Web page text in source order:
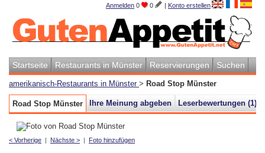
Anmelden 0 0 | Konto erstellen
Startseite Restaurants in Münster Reservierungen Suchen
amerikanisch-Restaurants in Münster > Road Stop Münster
Road Stop Münster Ihre Meinung abgeben Leserbewertungen (1)
< Vorherige | Nächste > | Foto hinzufügen